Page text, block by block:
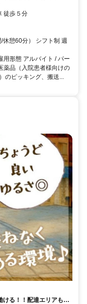
徒歩５分
憩60分） シフト制 週
用形態 アルバイト / パー
薬品（入院患者様向けの
のピッキング、搬送...
ける！！配達エリアもご